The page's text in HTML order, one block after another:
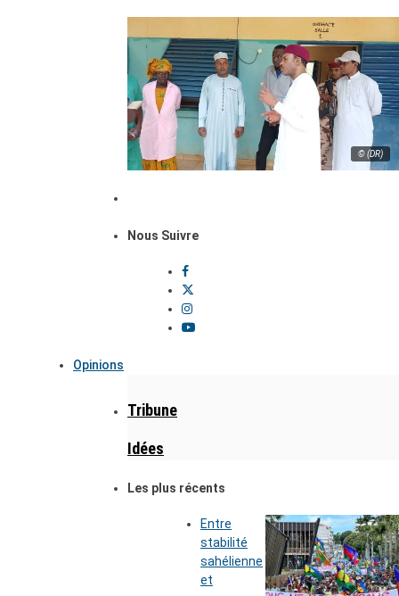
© (DR)
Nous Suivre
Opinions
Tribune
Idées
Les plus récents
Entre
stabilité
sahélienne
et